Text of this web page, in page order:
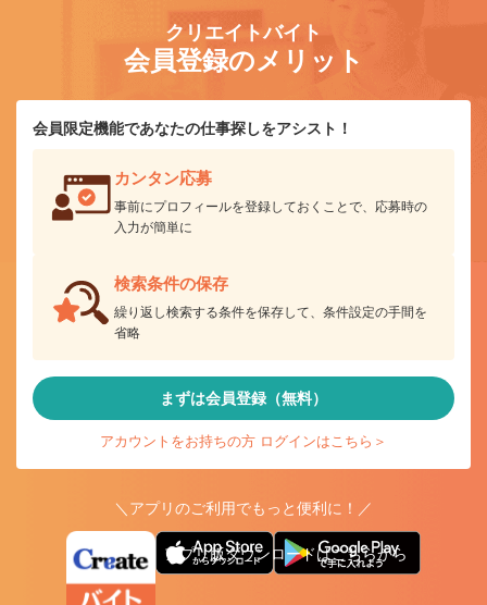
クリエイトバイト
会員登録のメリット
会員限定機能であなたの仕事探しをアシスト！
カンタン応募
事前にプロフィールを登録しておくことで、応募時の
入力が簡単に
検索条件の保存
繰り返し検索する条件を保存して、条件設定の手間を
省略
まずは会員登録（無料）
アカウントをお持ちの方 ログインはこちら＞
＼アプリのご利用でもっと便利に！／
アプリ版ダウンロードはこちらから